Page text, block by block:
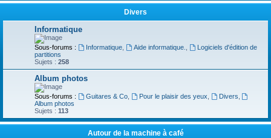
Divers
Informatique
Sous-forums : Informatique, Aide informatique.
Logiciels d'édition de
partitions
Sujets : 258
Album photos
Sous-forums : Guitares & Co, Pour le plaisir des yeux Divers
Album photos
Sujets : 113
Autour de la machine à café